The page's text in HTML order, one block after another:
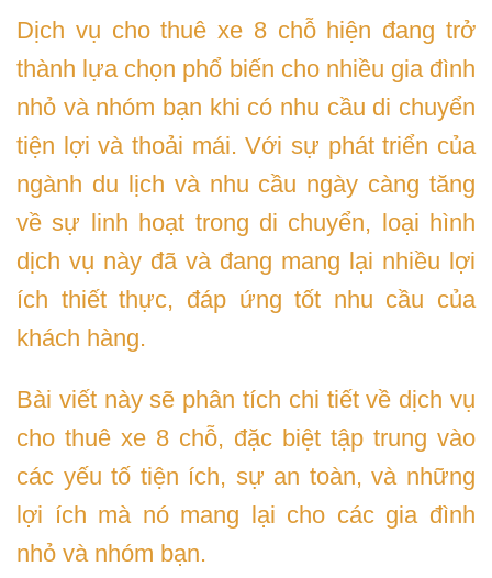
Dịch vụ cho thuê xe 8 chỗ hiện đang trở
thành lựa chọn phổ biến cho nhiều gia đình
nhỏ và nhóm bạn khi có nhu cầu di chuyển
tiện lợi và thoải mái. Với sự phát triển của
ngành du lịch và nhu cầu ngày càng tăng
về sự linh hoạt trong di chuyển, loại hình
dịch vụ này đã và đang mang lại nhiều lợi
ích thiết thực, đáp ứng tốt nhu cầu của
khách hàng.
Bài viết này sẽ phân tích chi tiết về dịch vụ
cho thuê xe 8 chỗ, đặc biệt tập trung vào
các yếu tố tiện ích, sự an toàn, và những
lợi ích mà nó mang lại cho các gia đình
nhỏ và nhóm bạn.